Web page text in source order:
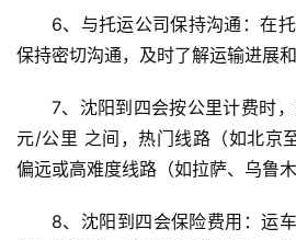
6、与托运公司保持沟通：在
保持密切沟通，及时了解运输进展和
7、沈阳到四会按公里计费时
元/公里 之间，热门线路（如北京
偏远或高难度线路（如拉萨、乌鲁
8、沈阳到四会保险费用：运